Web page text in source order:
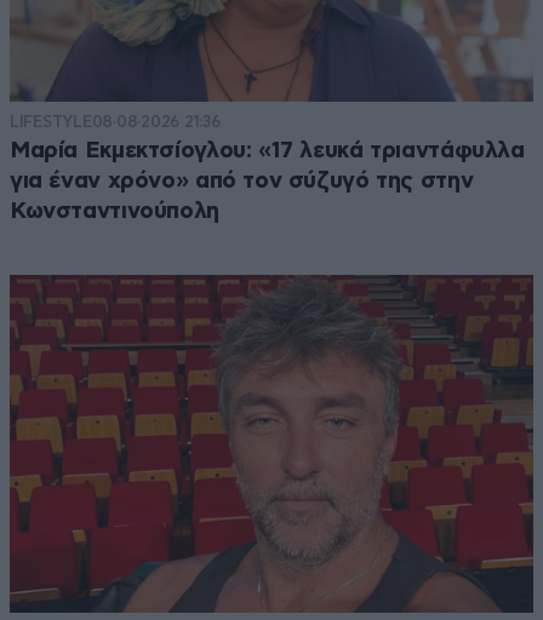
LIFESTYLE08·08·2026 21:36
Μαρία Εκμεκτσίογλου: «17 λευκά τριαντάφυλλα
για έναν χρόνο» από τον σύζυγό της στην
Κωνσταντινούπολη